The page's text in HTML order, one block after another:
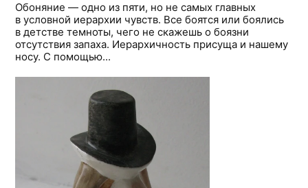
Обоняние — одно из пяти, но не самых главных
в условной иерархии чувств. Все боятся или боялись
в детстве темноты, чего не скажешь о боязни
отсутствия запаха. Иерархичность присуща и нашему
носу. С помощью...